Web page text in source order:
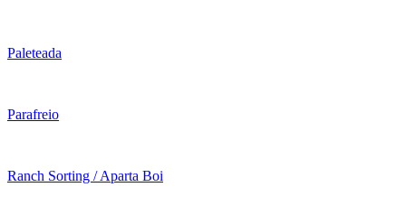
Paleteada
Parafreio
Ranch Sorting / Aparta Boi